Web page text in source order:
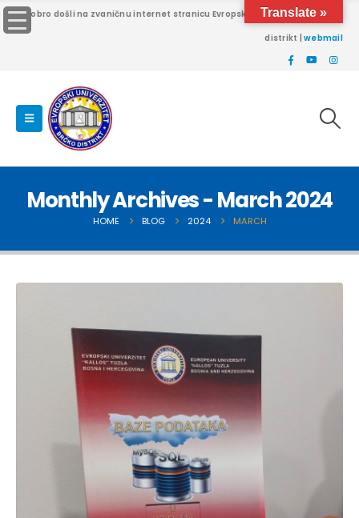
Dobro došli na zvaničnu internet stranicu Evropskog univerziteta Brčko
distrikt |webmail
Monthly Archives - March 2024
HOME BLOG 2024 MARCH
Translate »